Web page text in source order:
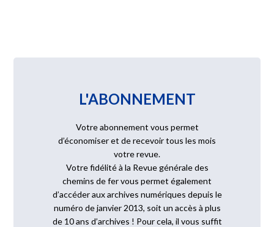
L'ABONNEMENT
Votre abonnement vous permet
d’économiser et de recevoir tous les mois
votre revue.
Votre fidélité à la Revue générale des
chemins de fer vous permet également
d’accéder aux archives numériques depuis le
numéro de janvier 2013, soit un accès à plus
de 10 ans d’archives ! Pour cela, il vous suffit